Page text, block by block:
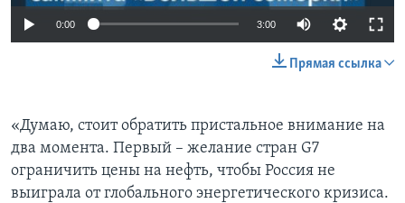
0:00 3:00
Прямая ссылка
«Думаю, стоит обратить пристальное внимание на
два момента. Первый – желание стран G7
ограничить цены на нефть, чтобы Россия не
выиграла от глобального энергетического кризиса.